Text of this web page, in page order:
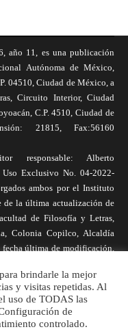
año 11, es una publicación
Autónoma de México,
04510, Ciudad de México, a
Circuito Interior, Ciudad
C.P. 4510, Ciudad de
21815, Fax:56160
responsable: Alberto
Uso Exclusivo No. 04-2022-
ambos por el Instituto
de la última actualización de
de Filosofía y Letras,
Colonia Copilco, Alcaldía
última de modificación,
ni de Universidad Nacional
de los contenidos de
o parcial de los textos aquí
completa y la dirección
brindarle la mejor
y visitas repetidas. Al
uso de TODAS las
de
controlado.